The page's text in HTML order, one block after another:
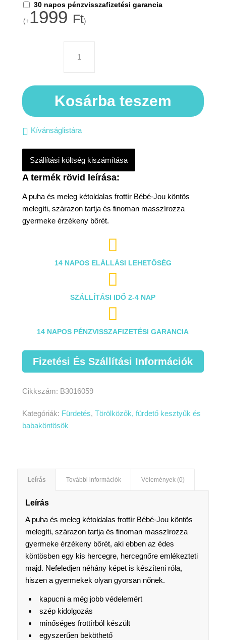
A puha és meleg kétoldalas frottír Bébé-Jou köntös
melegíti, szárazon tartja és finoman masszírozza
gyermeke érzékeny bőrét.
30 napos pénzvisszafizetési garancia
(+ 1999 Ft)
Kosárba teszem
Kívánságlistára
Szállítási költség kiszámítása

14 NAPOS ELÁLLÁSI LEHETŐSÉG

SZÁLLÍTÁSI IDŐ 2-4 NAP

14 NAPOS PÉNZVISSZAFIZETÉSI GARANCIA
Fizetési És Szállítási Információk
Cikkszám: B3016059
Kategóriák: Fürdetés, Törölközők, fürdető kesztyűk és
babaköntösök
Leírás További információk Vélemények (0)
Leírás
A puha és meleg kétoldalas frottír Bébé-Jou köntös
melegíti, szárazon tartja és finoman masszírozza
gyermeke érzékeny bőrét, aki ebben az édes
köntösben egy kis hercegre, hercegnőre emlékezteti
majd. Nefeledjen néhány képet is készíteni róla,
hiszen a gyermekek olyan gyorsan nőnek.
kapucni a még jobb védelemért
szép kidolgozás
minőséges frottírból készült
egyszerűen beköthető